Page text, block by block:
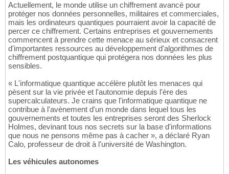
Actuellement, le monde utilise un chiffrement avancé pour
protéger nos données personnelles, militaires et commerciales,
mais les ordinateurs quantiques pourraient avoir la capacité de
percer ce chiffrement. Certains entreprises et gouvernements
commencent à prendre cette menace au sérieux et consacrent
d'importantes ressources au développement d'algorithmes de
chiffrement postquantique qui protégera nos données les plus
sensibles.
« L'informatique quantique accélère plutôt les menaces qui
pèsent sur la vie privée et l'autonomie depuis l'ère des
supercalculateurs. Je crains que l'informatique quantique ne
contribue à l'avènement d'un monde dans lequel tous les
gouvernements et toutes les entreprises seront des Sherlock
Holmes, devinant tous nos secrets sur la base d'informations
que nous ne pensons même pas à cacher », a déclaré Ryan
Calo, professeur de droit à l'université de Washington.
Les véhicules autonomes